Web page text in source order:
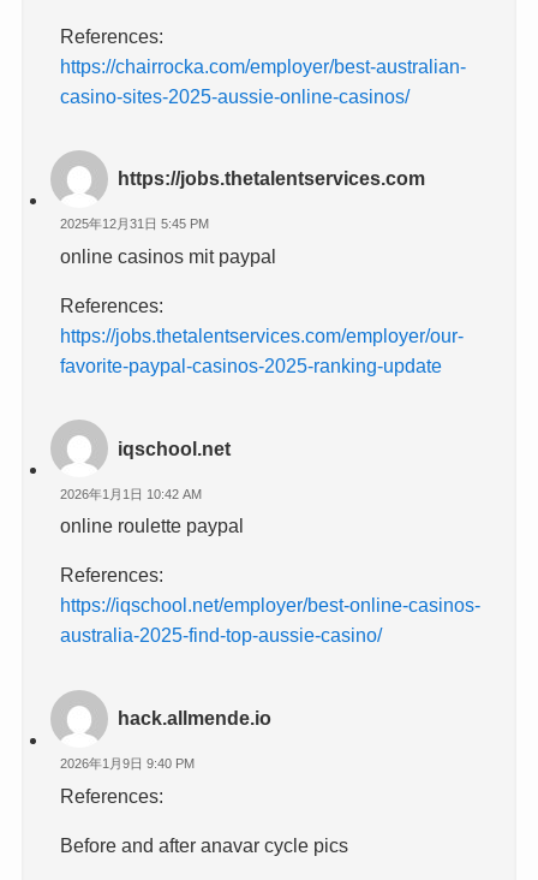
References:
https://chairrocka.com/employer/best-australian-
casino-sites-2025-aussie-online-casinos/
https://jobs.thetalentservices.com
2025年12月31日 5:45 PM
online casinos mit paypal
References:
https://jobs.thetalentservices.com/employer/our-
favorite-paypal-casinos-2025-ranking-update
iqschool.net
2026年1月1日 10:42 AM
online roulette paypal
References:
https://iqschool.net/employer/best-online-casinos-
australia-2025-find-top-aussie-casino/
hack.allmende.io
2026年1月9日 9:40 PM
References:
Before and after anavar cycle pics